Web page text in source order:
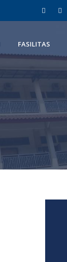
FASILITAS